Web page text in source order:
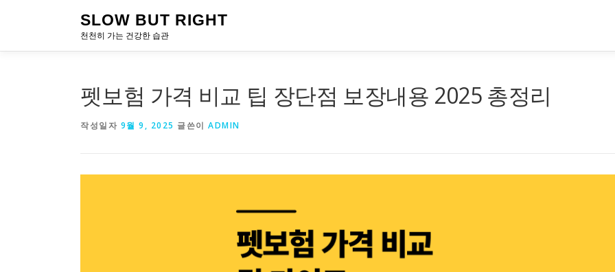
로
SLOW BUT RIGHT
천천히 가는 건강한 습관
펫보험 가격 비교 팁 장단점 보장내용 2025 총정리
작성일자 9월 9, 2025 글쓴이 ADMIN